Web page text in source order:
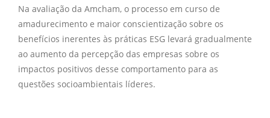
Na avaliação da Amcham, o processo em curso de
amadurecimento e maior conscientização sobre os
benefícios inerentes às práticas ESG levará gradualmente
ao aumento da percepção das empresas sobre os
impactos positivos desse comportamento para as
questões socioambientais líderes.